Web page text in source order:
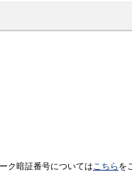
ク暗証番号についてはこちら を